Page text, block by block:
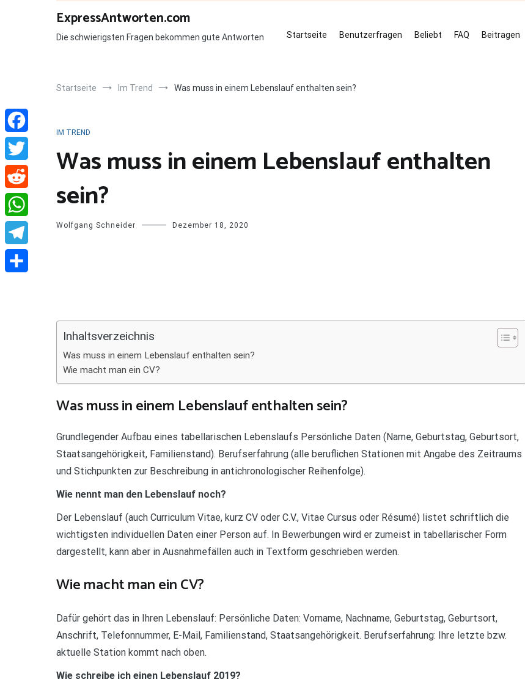
ExpressAntworten.com
Die schwierigsten Fragen bekommen gute Antworten Startseite Benutzerfragen Beliebt FAQ Beitragen
Startseite Im Trend Was muss in einem Lebenslauf enthalten sein?
IM TREND
Was muss in einem Lebenslauf enthalten
sein?
Wolfgang Schneider Dezember 18, 2020
Inhaltsverzeichnis
Was muss in einem Lebenslauf enthalten sein?
Wie macht man ein CV?
Was muss in einem Lebenslauf enthalten sein?
Grundlegender Aufbau eines tabellarischen Lebenslaufs Persönliche Daten (Name, Geburtstag, Geburtsort,
Staatsangehörigkeit, Familienstand). Berufserfahrung (alle beruflichen Stationen mit Angabe des Zeitraums
und Stichpunkten zur Beschreibung in antichronologischer Reihenfolge).
Wie nennt man den Lebenslauf noch?
Der Lebenslauf (auch Curriculum Vitae, kurz CV oder C.V., Vitae Cursus oder Résumé) listet schriftlich die
wichtigsten individuellen Daten einer Person auf. In Bewerbungen wird er zumeist in tabellarischer Form
dargestellt, kann aber in Ausnahmefällen auch in Textform geschrieben werden.
Wie macht man ein CV?
Dafür gehört das in Ihren Lebenslauf: Persönliche Daten: Vorname, Nachname, Geburtstag, Geburtsort,
Anschrift, Telefonnummer, E-Mail, Familienstand, Staatsangehörigkeit. Berufserfahrung: Ihre letzte bzw.
aktuelle Station kommt nach oben.
Wie schreibe ich einen Lebenslauf 2019?
Facebook
Twitter
Reddit
WhatsApp
Telegram